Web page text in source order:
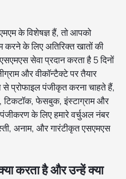
के विशेषज्ञ हैं, तो आपको
करने के लिए अतिरिक्त खातों की
सेवा प्रदान करता है 5 दिनों
और वीकॉन्टैक्टे पर तैयार
प्रोफाइल पंजीकृत करना चाहते हैं,
टिकटॉक, फेसबुक, इंस्टाग्राम और
पंजीकरण के लिए हमारे वर्चुअल नंबर
अनाम, और गारंटीकृत एसएमएस
करता है और उन्हें क्या